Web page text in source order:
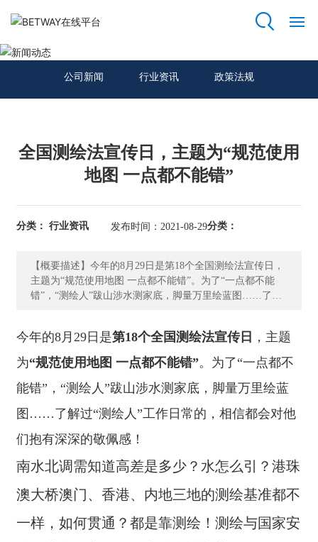
网
关
于
业
务
目
闻
动
态
公司新闻 行业资讯 政策法规
全国测绘法宣传日，主题为“规范使用
地图 一点都不能错”
分类： 行业资讯 发布时间：2021-08-29分类：
【概要描述】今年的8月29日是第18个全国测绘法宣传日，
主题为“规范使用地图 一点都不能错”。为了“一点都不能
错”，“测绘人”跋山涉水测家底，脚量万里绘蓝图……了解
澳门、香港、内地三地的测绘基准都不一样，如何贯通？
都是靠测绘！测绘与国家安全、社会经济、人民生活息息
相关。 大到南水北调、港珠澳大桥，铁路网公路网的分
布，小到手机定位、导航的使用，一张普通的地图，都离
力，城市建设、交通规划、土地管理等都离不开测绘。 大
把咱们这个，幅员辽阔的国土所有的这些信息数据家底摸
清！ 趁着全国测绘法宣传日这个特殊日子，不妨让我们以
这种方式向“测绘人”致敬！
今年的8月29日是第18个全国测绘法宣传日 ，主题
为“规范使用地图 一点都不能错”。为了“一点都不
能错”，“测绘人”跋山涉水测家底，脚量万里绘蓝
图……了解过“测绘人”工作日常的，相信都会对他
们抱有深深的敬佩感！
南水北调需知道高差是多少？ 水怎么引？ 港珠
澳大桥澳门、香港、内地三地的测绘基准都不
一样，如何贯通？ 都是靠测绘！ 测绘与国家安